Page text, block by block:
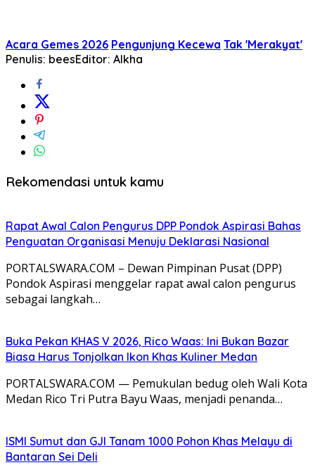
Acara Gemes 2026 Pengunjung Kecewa Tak 'Merakyat'
Penulis: beesEditor: Alkha
Rekomendasi untuk kamu
Rapat Awal Calon Pengurus DPP Pondok Aspirasi Bahas
Penguatan Organisasi Menuju Deklarasi Nasional
PORTALSWARA.COM – Dewan Pimpinan Pusat (DPP)
Pondok Aspirasi menggelar rapat awal calon pengurus
sebagai langkah…
Buka Pekan KHAS V 2026, Rico Waas: Ini Bukan Bazar
Biasa Harus Tonjolkan Ikon Khas Kuliner Medan
PORTALSWARA.COM — Pemukulan bedug oleh Wali Kota
Medan Rico Tri Putra Bayu Waas, menjadi penanda…
ISMI Sumut dan GJI Tanam 1000 Pohon Khas Melayu di
Bantaran Sei Deli